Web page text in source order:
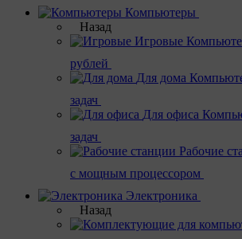
Компьютеры
Назад
Игровые
рублей
Для дома
задач
Для офиса
задач
Рабочие
с мощным процессором
Электроника
Назад